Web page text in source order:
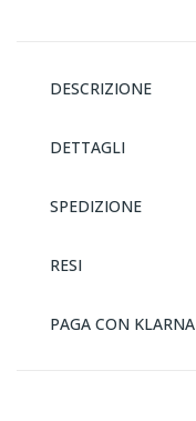
DESCRIZIONE
DETTAGLI
SPEDIZIONE
RESI
PAGA CON KLARNA